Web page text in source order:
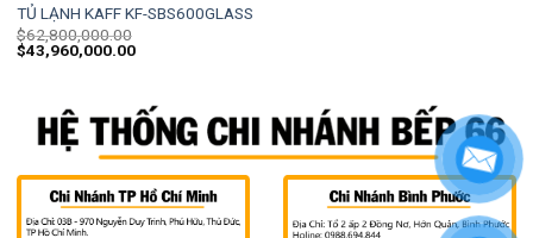
TỦ LẠNH KAFF KF-SBS600GLASS
$62,800,000.00
$43,960,000.00